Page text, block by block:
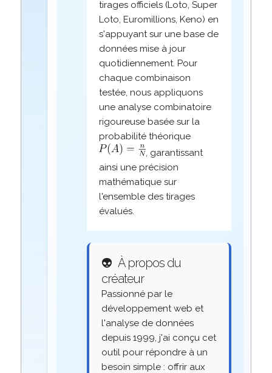
tirages officiels (Loto, Super
Loto, Euromillions, Keno) en
s'appuyant sur une base de
données mise à jour
quotidiennement. Pour
chaque combinaison
testée, nous appliquons
une analyse combinatoire
rigoureuse basée sur la
probabilité théorique
, garantissant
ainsi une précision
mathématique sur
l'ensemble des tirages
évalués.
👽 À propos du
créateur
Passionné par le
développement web et
l'analyse de données
depuis 1999, j'ai conçu cet
outil pour répondre à un
besoin simple : offrir aux